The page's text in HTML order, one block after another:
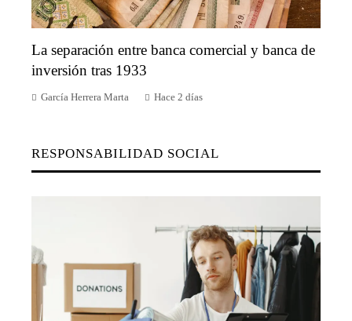
La separación entre banca comercial y banca de
inversión tras 1933
García Herrera Marta Hace 2 días
RESPONSABILIDAD SOCIAL